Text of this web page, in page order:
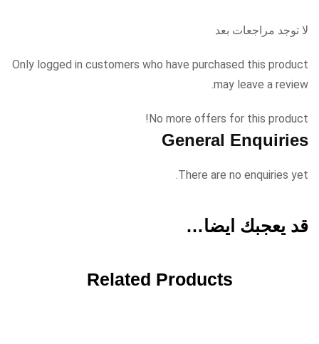
لا توجد مراجعات بعد
Only logged in customers who have purchased this product
may leave a review.
No more offers for this product!
General Enquiries
There are no enquiries yet.
قد يعجبك ايضا…
Related Products